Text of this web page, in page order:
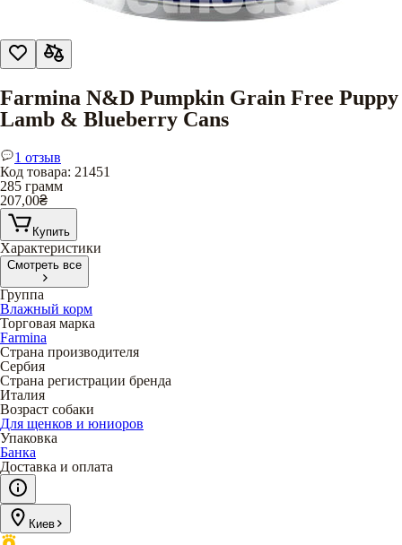
Farmina N&D Pumpkin Grain Free Puppy
Lamb & Blueberry Cans
1 отзыв
Код товара: 21451
285 грамм
207,00₴
Купить
Характеристики
Смотреть все
Группа
Влажный корм
Торговая марка
Farmina
Страна производителя
Сербия
Страна регистрации бренда
Италия
Возраст собаки
Для щенков и юниоров
Упаковка
Банка
Доставка и оплата
Киев